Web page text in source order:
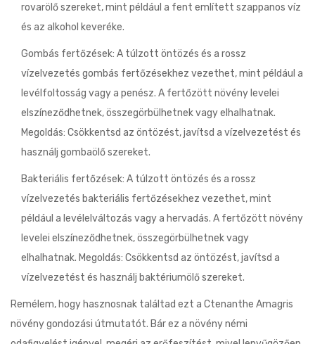
rovarölő szereket, mint például a fent említett szappanos víz
és az alkohol keveréke.
Gombás fertőzések: A túlzott öntözés és a rossz
vízelvezetés gombás fertőzésekhez vezethet, mint például a
levélfoltosság vagy a penész. A fertőzött növény levelei
elszíneződhetnek, összegörbülhetnek vagy elhalhatnak.
Megoldás: Csökkentsd az öntözést, javítsd a vízelvezetést és
használj gombaölő szereket.
Bakteriális fertőzések: A túlzott öntözés és a rossz
vízelvezetés bakteriális fertőzésekhez vezethet, mint
például a levélelváltozás vagy a hervadás. A fertőzött növény
levelei elszíneződhetnek, összegörbülhetnek vagy
elhalhatnak. Megoldás: Csökkentsd az öntözést, javítsd a
vízelvezetést és használj baktériumölő szereket.
Remélem, hogy hasznosnak találtad ezt a Ctenanthe Amagris
növény gondozási útmutatót. Bár ez a növény némi